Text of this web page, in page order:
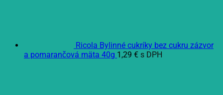
Ricola Bylinné cukríky bez cukru zázvor
a pomarančová mäta 40g 1,29 € s DPH